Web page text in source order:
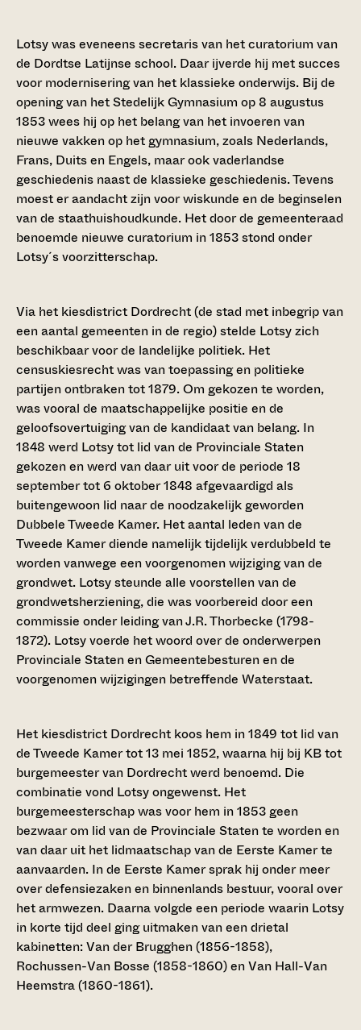
Lotsy was eveneens secretaris van het curatorium van
de Dordtse Latijnse school. Daar ijverde hij met succes
voor modernisering van het klassieke onderwijs. Bij de
opening van het Stedelijk Gymnasium op 8 augustus
1853 wees hij op het belang van het invoeren van
nieuwe vakken op het gymnasium, zoals Nederlands,
Frans, Duits en Engels, maar ook vaderlandse
geschiedenis naast de klassieke geschiedenis. Tevens
moest er aandacht zijn voor wiskunde en de beginselen
van de staathuishoudkunde. Het door de gemeenteraad
benoemde nieuwe curatorium in 1853 stond onder
Lotsy´s voorzitterschap.
Via het kiesdistrict Dordrecht (de stad met inbegrip van
een aantal gemeenten in de regio) stelde Lotsy zich
beschikbaar voor de landelijke politiek. Het
censuskiesrecht was van toepassing en politieke
partijen ontbraken tot 1879. Om gekozen te worden,
was vooral de maatschappelijke positie en de
geloofsovertuiging van de kandidaat van belang. In
1848 werd Lotsy tot lid van de Provinciale Staten
gekozen en werd van daar uit voor de periode 18
september tot 6 oktober 1848 afgevaardigd als
buitengewoon lid naar de noodzakelijk geworden
Dubbele Tweede Kamer. Het aantal leden van de
Tweede Kamer diende namelijk tijdelijk verdubbeld te
worden vanwege een voorgenomen wijziging van de
grondwet. Lotsy steunde alle voorstellen van de
grondwetsherziening, die was voorbereid door een
commissie onder leiding van J.R. Thorbecke (1798-
1872). Lotsy voerde het woord over de onderwerpen
Provinciale Staten en Gemeentebesturen en de
voorgenomen wijzigingen betreffende Waterstaat.
Het kiesdistrict Dordrecht koos hem in 1849 tot lid van
de Tweede Kamer tot 13 mei 1852, waarna hij bij KB tot
burgemeester van Dordrecht werd benoemd. Die
combinatie vond Lotsy ongewenst. Het
burgemeesterschap was voor hem in 1853 geen
bezwaar om lid van de Provinciale Staten te worden en
van daar uit het lidmaatschap van de Eerste Kamer te
aanvaarden. In de Eerste Kamer sprak hij onder meer
over defensiezaken en binnenlands bestuur, vooral over
het armwezen. Daarna volgde een periode waarin Lotsy
in korte tijd deel ging uitmaken van een drietal
kabinetten: Van der Brugghen (1856-1858),
Rochussen-Van Bosse (1858-1860) en Van Hall-Van
Heemstra (1860-1861).